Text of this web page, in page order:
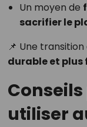
Un moyen de
sacrifier le
📌 Une
durable et
utiliser